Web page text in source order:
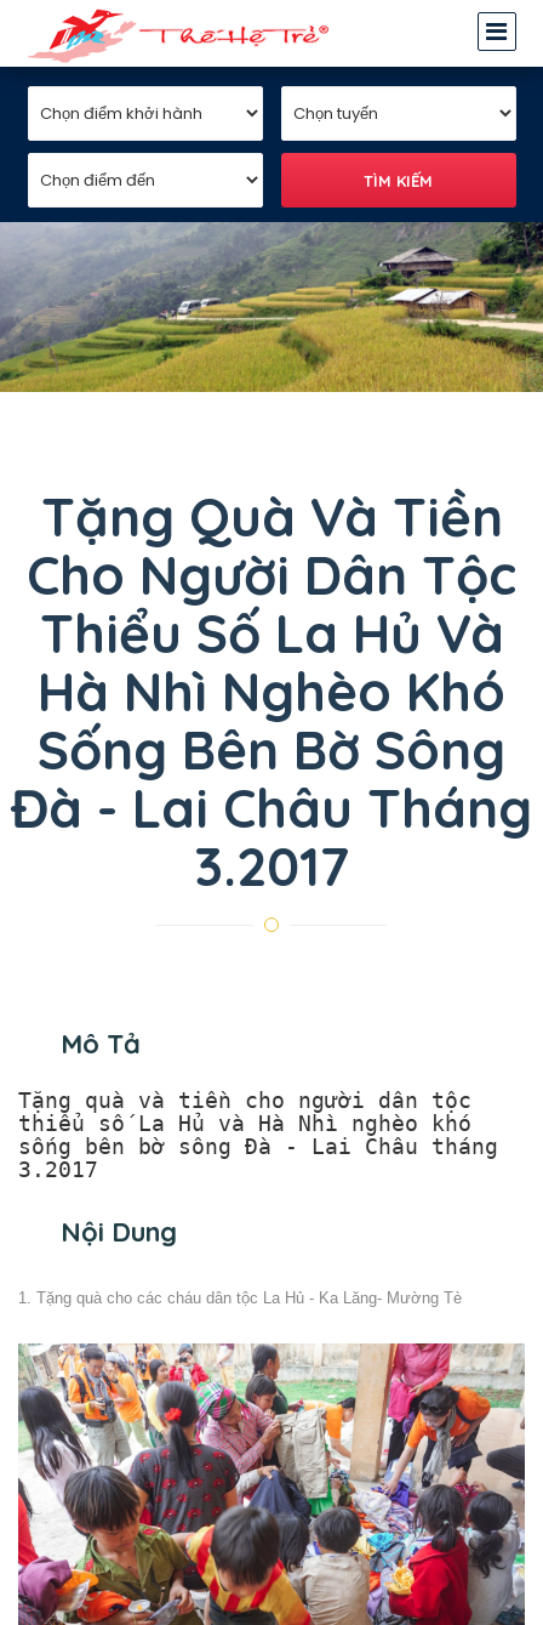
Tặng Quà Và Tiền
Cho Người Dân Tộc
Thiểu Số La Hủ Và
Hà Nhì Nghèo Khó
Sống Bên Bờ Sông
Đà - Lai Châu Tháng
3.2017
Mô Tả
Tặng quà và tiền cho người dân tộc
thiểu số La Hủ và Hà Nhì nghèo khó
sống bên bờ sông Đà - Lai Châu tháng
3.2017
Nội Dung
1. Tặng quà cho các cháu dân tộc La Hủ - Ka Lăng- Mường Tè